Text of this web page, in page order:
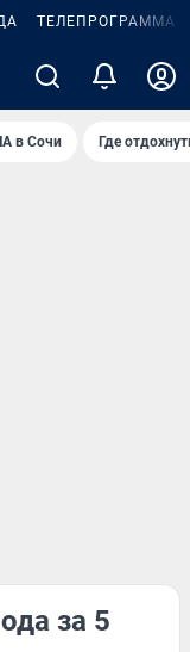
ТЕЛЕПРОГРАММА
в Сочи Где
за 5